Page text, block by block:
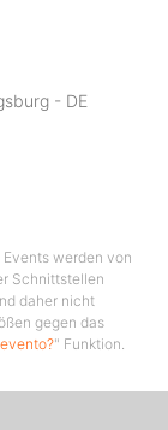
- DE
werden von
Schnittstellen
daher nicht
gegen das
" Funktion.